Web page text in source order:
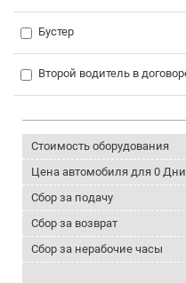
Бустер
Второй водитель в
Поездка в Сванетию
Зимние шины
Цепи противоскольжения
Стоимость оборудования
Цена автомобиля для 0 Дни
Сбор за подачу
Сбор за возврат
Сбор за нерабочие часы